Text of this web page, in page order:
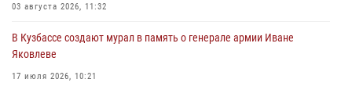
03 августа 2026, 11:32
В Кузбассе создают мурал в память о генерале армии Иване
Яковлеве
17 июля 2026, 10:21